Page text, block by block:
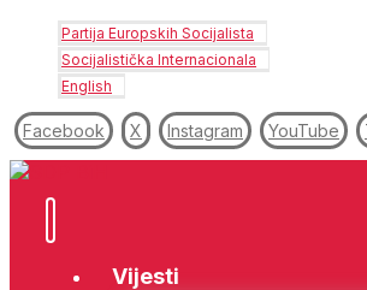
Partija Europskih Socijalista
Socijalistička Internacionala
English
Facebook X Instagram YouTube
Vijesti